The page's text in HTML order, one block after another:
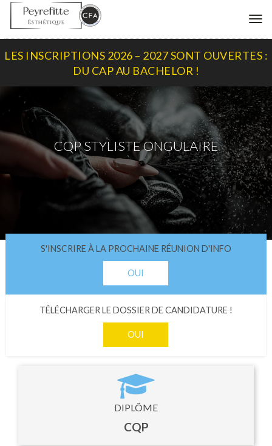
LES INSCRIPTIONS 2026 – 2027 SONT OUVERTES :
DU CAP AU BACHELOR !
CQP STYLISTE ONGULAIRE
S'INSCRIRE À LA PROCHAINE RÉUNION D'INFO
OUI
TÉLÉCHARGER LE DOSSIER DE CANDIDATURE !
OUI
DIPLÔME
CQP